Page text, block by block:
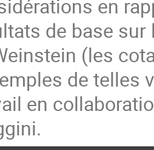
en
de base
(les
de telles
en